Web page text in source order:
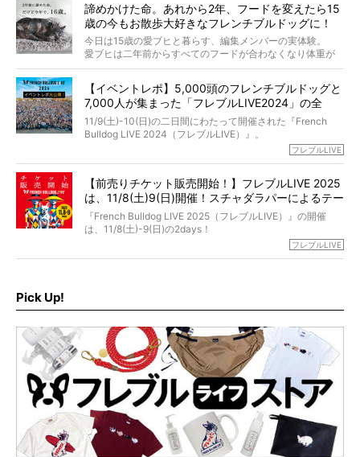
くれる？」
さらには、霊感がない人でも愛犬が成仏したことを知る方
法まで。
お笑い芸人だからこそ暗くなりすぎない、むしろ心がスッ
と軽くなる。
永久保存版のスペシャル対談です！
た。
僧侶としての名は「靖賢（せいけん）」。
当時54歳という年齢にして、なぜ動物専門僧侶という道を
選んだのか。
また、愛犬の旅立ちとどのように向き合うべきなのか。
た。
諦めかけた命。あれから2年、フードを変えたら15
歳の今もお散歩大好きなフレンチブルドッグに！
今日は15歳の愛ブヒと暮らす、編集メンバーの実体験。
愛ブヒは二年前からすべてのフードが合わなくなり体重が
激減。検査をしても異常はなく「年齢のせいですね…」と言
もう諦めるしかないのかな…そんなとき、我が家に届いたの
が「THE fu-do(ザ・フード)」の試食品でした。
そして「THE fu-do(ザ・フード)」を食べつづけて二年、愛
ブヒは15歳になり、今も元気にお散歩をしています。
今回は、二年前の絶望から今までを包み隠さず、時系列で
【イベントレポ】5,000頭のフレンチブルドッグと
7,000人が集まった「フレブルLIVE2024」の全
貌！
11/9(土)-10(日)の二日間にわたって開催された『French
Bulldog LIVE 2024（フレブルLIVE）』。
今年はのべ5,000頭のフレンチブルドッグと7,000人のフレ
day1の司会はフレブルラバーのロッチさん。day2の音楽フ
ェスには世代ど真ん中のPUFFYが出演するなど、例年以上
に豪華なラインナップ。
北は北海道、南は鹿児島県から。全国のフレンチブルドッ
グが一堂に会した「フレブルLIVE2024」の模様を、詳しく
フレブルLIVE
【前売りチケット販売開始！】フレブルLIVE 2025
は、11/8(土)9(日)開催！スチャダラパーによるテー
マソング制作も決定
『French Bulldog LIVE 2025（フレブルLIVE）』の開催
は、11/8(土)-9(日)の2days！
お得な前売りチケット、いよいよ販売スタートです！
ど、内容盛りだくさんでお送りしていますので、最後まで
お見逃しなく！
フレブルLIVE
Pick Up!